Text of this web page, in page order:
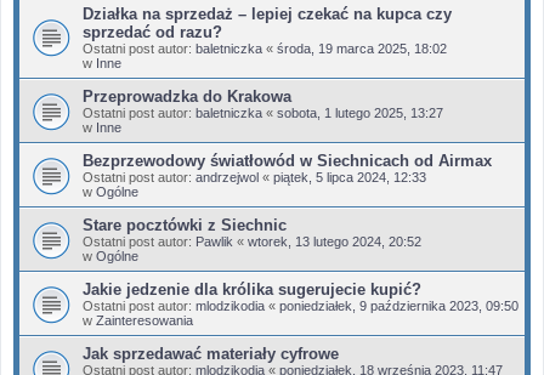
Działka na sprzedaż – lepiej czekać na kupca czy
sprzedać od razu?
Ostatni post autor: baletniczka « środa, 19 marca 2025, 18:02
w Inne
Przeprowadzka do Krakowa
Ostatni post autor: baletniczka « sobota, 1 lutego 2025, 13:27
w Inne
Bezprzewodowy światłowód w Siechnicach od Airmax
Ostatni post autor: andrzejwol « piątek, 5 lipca 2024, 12:33
w Ogólne
Stare pocztówki z Siechnic
Ostatni post autor: Pawlik « wtorek, 13 lutego 2024, 20:52
w Ogólne
Jakie jedzenie dla królika sugerujecie kupić?
Ostatni post autor: mlodzikodia « poniedziałek, 9 października 2023, 09:50
w Zainteresowania
Jak sprzedawać materiały cyfrowe
Ostatni post autor: mlodzikodia « poniedziałek, 18 września 2023, 11:47